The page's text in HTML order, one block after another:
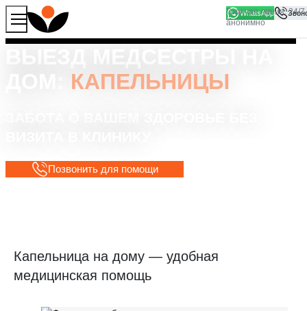
WhatsApp
КАПЕЛЬНИЦЫ
Позвонить для помощи
Капельница на дому — удобная
медицинская помощь
Продолжая работу с сайтом, вы соглашаетесь на то, что
мы используем файлы
Хорошо